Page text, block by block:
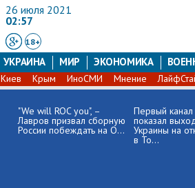
26 июля 2021
02:57
18+
УКРАИНА МИР ЭКОНОМИКА
Киев Крым ИноСМИ Мнение
"We will ROC you", –
Лавров призвал сборную
России побеждать на О...
Первый канал
показал
Украины на
в То...